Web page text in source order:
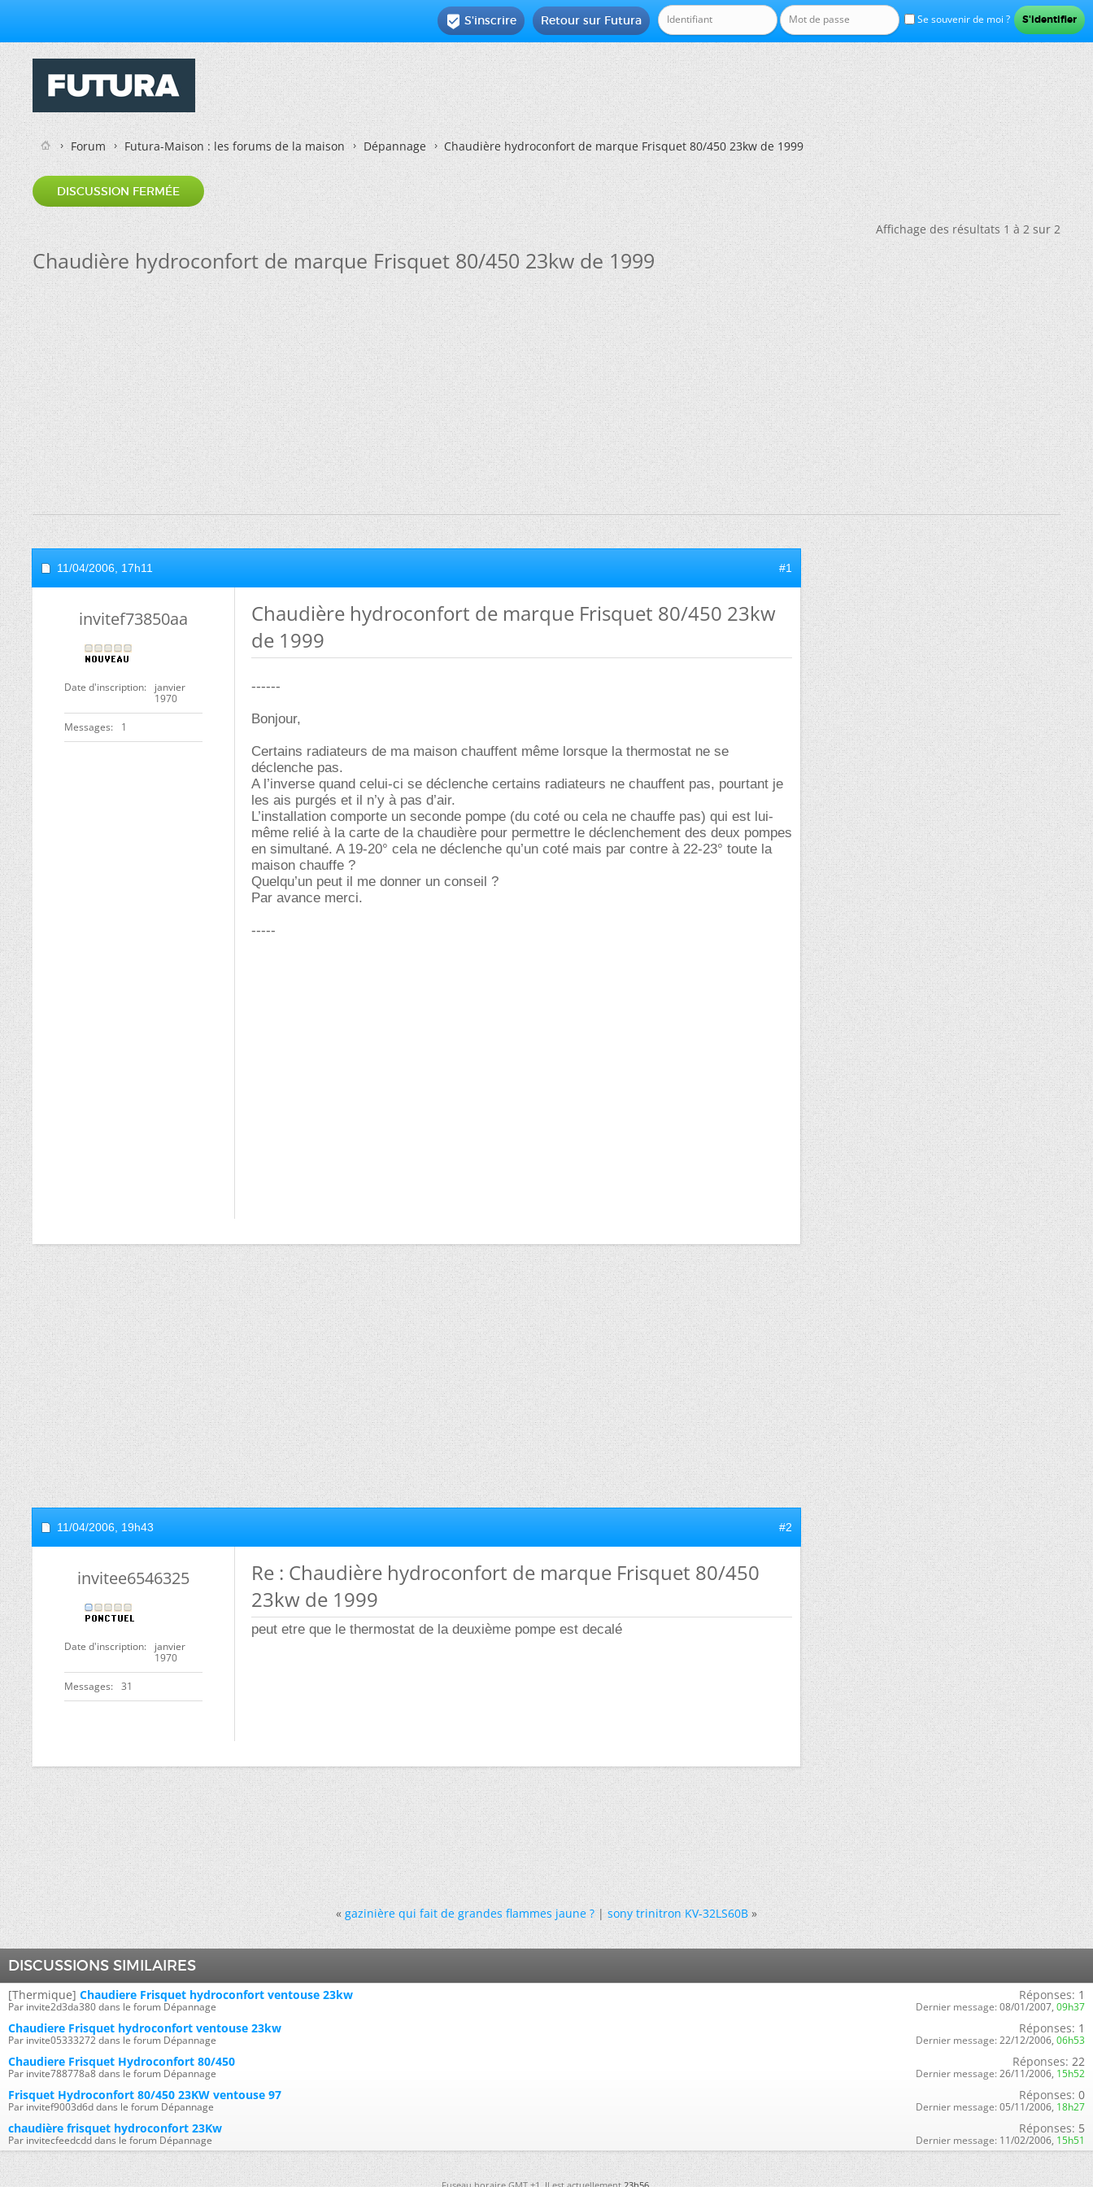
Se souvenir de moi ?
Retour sur Futura
 S'inscrire
Forum Futura-Maison : les forums de la maison Dépannage Chaudière hydroconfort de marque Frisquet 80/450 23kw de 1999
DISCUSSION FERMÉE
Affichage des résultats 1 à 2 sur 2
Chaudière hydroconfort de marque Frisquet 80/450 23kw de 1999
11/04/2006, 17h11 #1
invitef73850aa
Date d'inscription
janvier
1970
Messages 1
Chaudière hydroconfort de marque Frisquet 80/450 23kw
de 1999
------
Bonjour,
Certains radiateurs de ma maison chauffent même lorsque la thermostat ne se
déclenche pas.
A l’inverse quand celui-ci se déclenche certains radiateurs ne chauffent pas, pourtant je
les ais purgés et il n’y à pas d’air.
L’installation comporte un seconde pompe (du coté ou cela ne chauffe pas) qui est lui-
même relié à la carte de la chaudière pour permettre le déclenchement des deux pompes
en simultané. A 19-20° cela ne déclenche qu’un coté mais par contre à 22-23° toute la
maison chauffe ?
Quelqu’un peut il me donner un conseil ?
Par avance merci.
-----
11/04/2006, 19h43 #2
invitee6546325
Date d'inscription
janvier
1970
Messages 31
Re : Chaudière hydroconfort de marque Frisquet 80/450
23kw de 1999
peut etre que le thermostat de la deuxième pompe est decalé
« gazinière qui fait de grandes flammes jaune ?|sony trinitron KV-32LS60B »
DISCUSSIONS SIMILAIRES
[Thermique] Chaudiere Frisquet hydroconfort ventouse 23kw
Par invite2d3da380 dans le forum Dépannage
Réponses: 1
Dernier message: 08/01/2007, 09h37
Chaudiere Frisquet hydroconfort ventouse 23kw
Par invite05333272 dans le forum Dépannage
Réponses: 1
Dernier message: 22/12/2006, 06h53
Chaudiere Frisquet Hydroconfort 80/450
Par invite788778a8 dans le forum Dépannage
Réponses: 22
Dernier message: 26/11/2006, 15h52
Frisquet Hydroconfort 80/450 23KW ventouse 97
Par invitef9003d6d dans le forum Dépannage
Réponses: 0
Dernier message: 05/11/2006, 18h27
chaudière frisquet hydroconfort 23Kw
Par invitecfeedcdd dans le forum Dépannage
Réponses: 5
Dernier message: 11/02/2006, 15h51